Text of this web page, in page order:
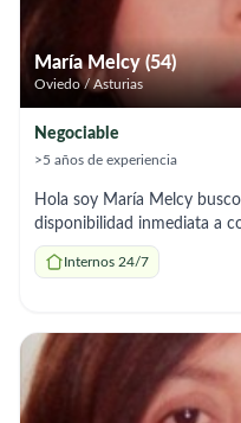
María Melcy (54)
Oviedo / Asturias
Negociable
>5 años de experiencia
Hola soy María Melcy
disponibilidad inmediata a
Internos 24/7